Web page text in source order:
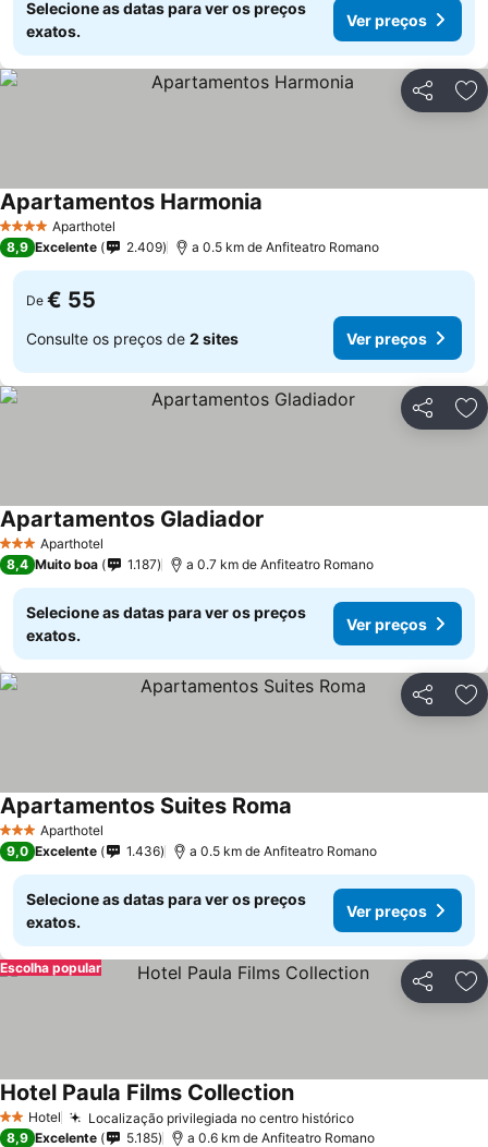
Selecione as datas para ver os preços
exatos.
Ver preços
Partilhar
4 EstrelasAparthotel
Apartamentos Harmonia
8,9 Excelente 2.409 a 0.5 km de Anfiteatro Romano
De € 55
Consulte os preços de 2 sites Ver preços
Partilhar
3 EstrelasAparthotel
Apartamentos Gladiador
8,4 Muito boa 1.187 a 0.7 km de Anfiteatro Romano
Selecione as datas para ver os preços
exatos.
Ver preços
Partilhar
3 EstrelasAparthotel
Apartamentos Suites Roma
9,0 Excelente 1.436 a 0.5 km de Anfiteatro Romano
Selecione as datas para ver os preços
exatos.
Ver preços
Partilhar
Escolha popular
2 Estrelas
Hotel Localização privilegiada no centro históricoVer preços
Hotel Paula Films CollectionVer preços
8,9 Excelente 5.185 a 0.6 km de Anfiteatro Romano